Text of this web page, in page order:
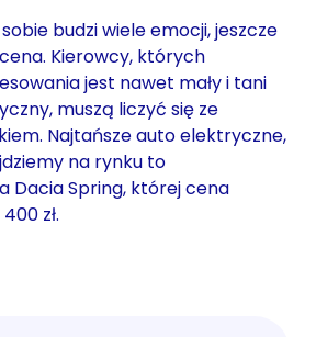
budzi wiele emocji, jeszcze
Kierowcy, których
jest nawet mały i tani
muszą liczyć się ze
Najtańsze auto elektryczne,
na rynku to
Dacia Spring, której cena
zł.